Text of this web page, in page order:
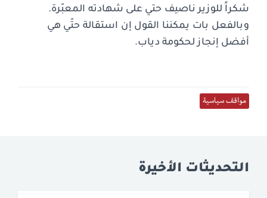
شكراً للوزير ناصيف حتي على شهادته المعبّرة.
وبالفعل بات يمكننا القول إن استقالة حتّي هي
أفضل إنجاز لحكومة دياب.
مواقف سياسية
التحديثات الأخيرة